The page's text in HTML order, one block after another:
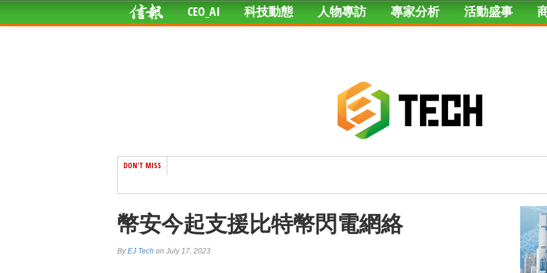
CEO_AI 科技動態 人物專訪 專家分析 活動盛事
DON'T MISS
幣安今起支援比特幣閃電網絡
ByEJ Tech on July 17, 2023